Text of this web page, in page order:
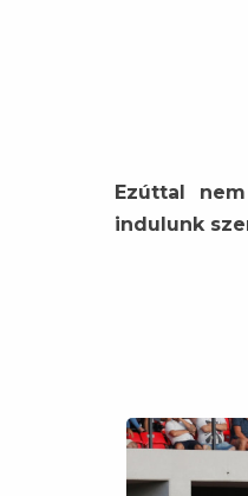
Ezúttal
indulunk